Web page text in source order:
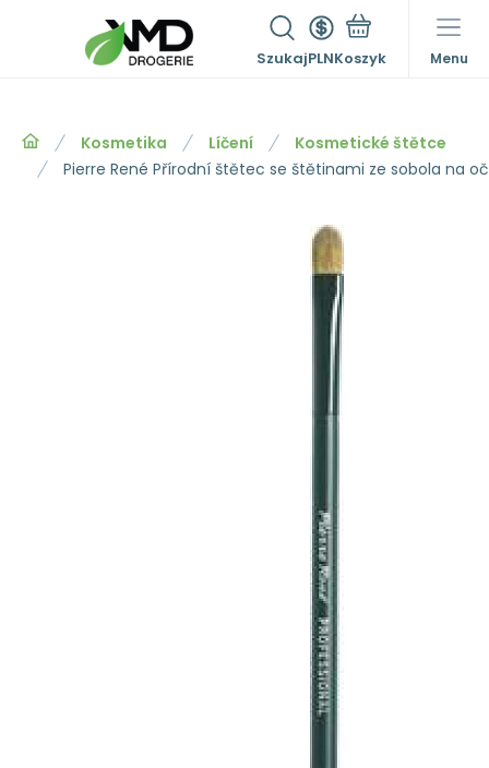
SzukajPLN Menu
Kosmetika Líčení
Kosmetické štětce
Pierre René Přírodní štětec se štětinami ze sobola na